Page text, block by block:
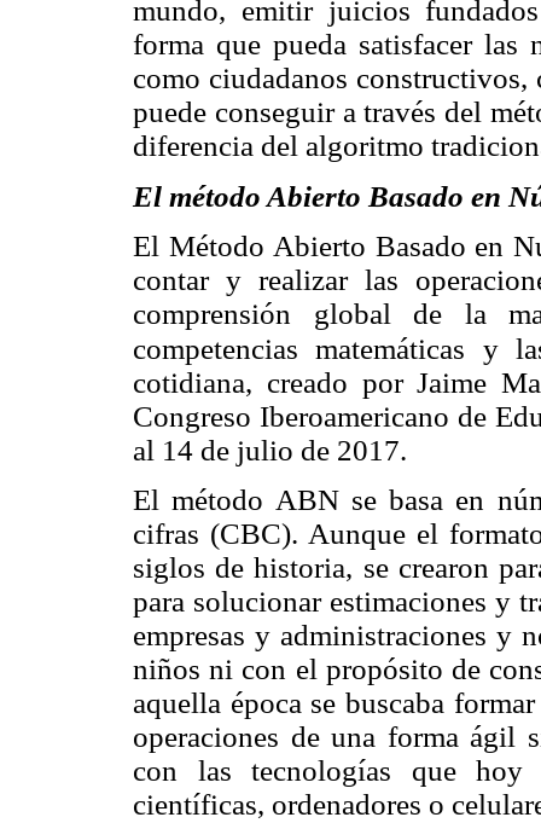
mundo, emitir juicios
forma que pueda satisfacer
como ciudadanos
puede conseguir a través del
diferencia del algoritmo
El método Abierto Basado en
El Método Abierto Basado en
contar y realizar las
comprensión global de la
competencias matemáticas y
cotidiana, creado por Jaime
Congreso Iberoamericano de
al 14 de julio de 2017.
El método ABN se basa en
cifras (CBC). Aunque el
siglos de historia, se crearon
para solucionar estimaciones y
empresas y administraciones y
niños ni con el propósito de
aquella época se buscaba
operaciones de una forma ágil
con las tecnologías que hoy
científicas, ordenadores o